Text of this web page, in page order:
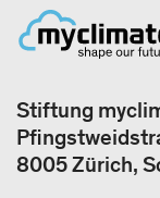
Stiftung
8005 Zürich,